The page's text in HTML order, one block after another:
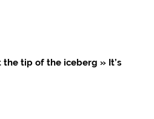
the tip of the iceberg » It’s